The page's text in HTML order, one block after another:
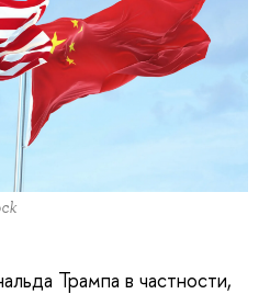
Трампа в частности,